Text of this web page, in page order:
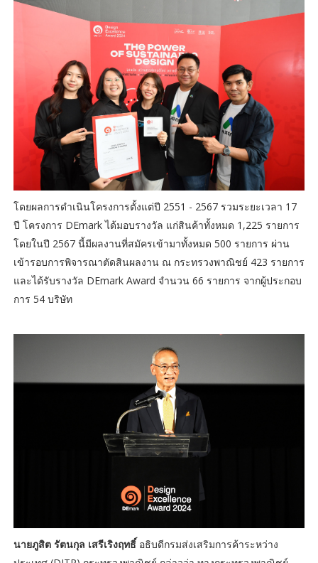
โดยผลการดำเนินโครงการตั้งแต่ปี 2551 - 2567 รวมระยะเวลา 17
ปี โครงการ DEmark ได้มอบรางวัล แก่สินค้าทั้งหมด 1,225 รายการ
โดยในปี 2567 นี้มีผลงานที่สมัครเข้ามาทั้งหมด 500 รายการ ผ่าน
เข้ารอบการพิจารณาตัดสินผลงาน ณ กระทรวงพาณิชย์ 423 รายการ
และได้รับรางวัล DEmark Award จำนวน 66 รายการ จากผู้ประกอบ
การ 54 บริษัท
นายภูสิต รัตนกุล เสรีเริงฤทธิ์อธิบดีกรมส่งเสริมการค้าระหว่าง